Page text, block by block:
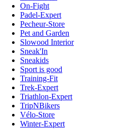
On-Fight
Padel-Expert
Pecheur-Store
Pet and Garden
Slowood Interior
Sneak'In
Sneakids
Sport is good
Training-Fit
Trek-Expert
Triathlon-Expert
TripNBikers
Vélo-Store
Winter-Expert